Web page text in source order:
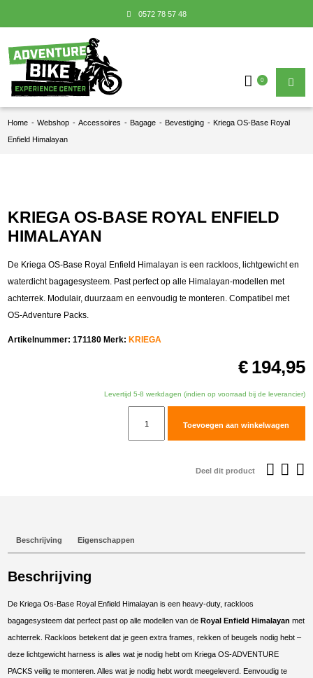
0572 78 57 48
0
Home - Webshop - Accessoires - Bagage - Bevestiging - Kriega OS-Base Royal
Enfield Himalayan
KRIEGA OS-BASE ROYAL ENFIELD
HIMALAYAN
Artikelnummer:171180 Merk: KRIEGA
De Kriega OS-Base Royal Enfield Himalayan is een rackloos, lichtgewicht en
waterdicht bagagesysteem. Past perfect op alle Himalayan-modellen met
achterrek. Modulair, duurzaam en eenvoudig te monteren. Compatibel met
OS-Adventure Packs.
€ 194,95
Levertijd 5-8 werkdagen (indien op voorraad bij de leverancier)
Toevoegen aan winkelwagen
Deel dit product
Beschrijving Eigenschappen
Beschrijving
De Kriega Os-Base Royal Enfield Himalayan is een heavy-duty, rackloos
bagagesysteem dat perfect past op alle modellen van de Royal Enfield Himalayan met
achterrek. Rackloos betekent dat je geen extra frames, rekken of beugels nodig hebt –
deze lichtgewicht harness is alles wat je nodig hebt om Kriega OS-ADVENTURE
PACKS veilig te monteren. Alles wat je nodig hebt wordt meegeleverd. Eenvoudig te